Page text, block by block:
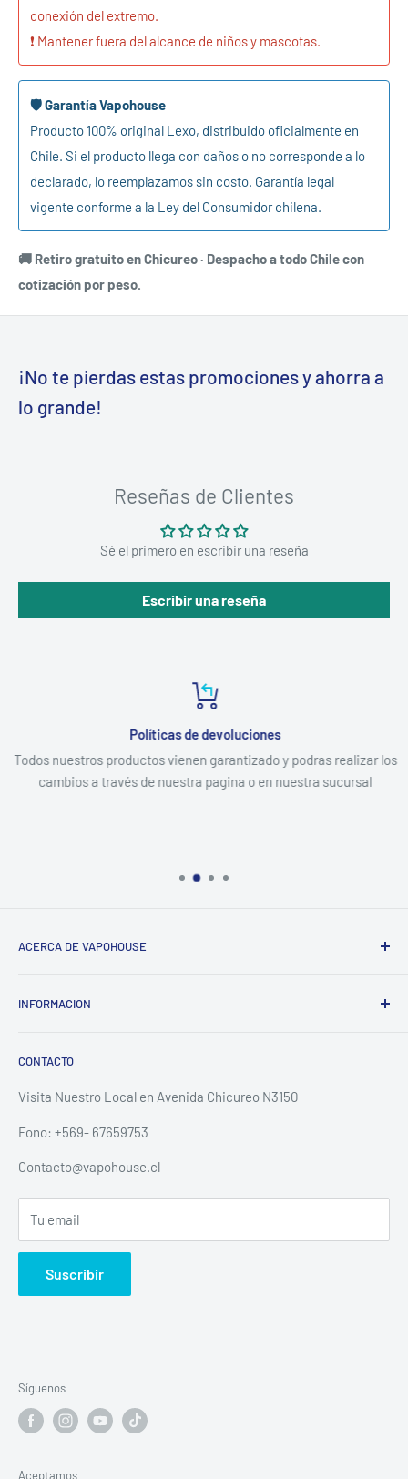
conexión del extremo.
❗ Mantener fuera del alcance de niños y mascotas.
🛡️ Garantía Vapohouse
Producto 100% original Lexo, distribuido oficialmente en
Chile. Si el producto llega con daños o no corresponde a lo
declarado, lo reemplazamos sin costo. Garantía legal
vigente conforme a la Ley del Consumidor chilena.
🚚 Retiro gratuito en Chicureo · Despacho a todo Chile con
cotización por peso.
¡No te pierdas estas promociones y ahorra a
lo grande!
Reseñas de Clientes
Sé el primero en escribir una reseña
Escribir una reseña
Políticas de devoluciones
Todos nuestros productos vienen garantizado y podras realizar los
cambios a través de nuestra pagina o en nuestra sucursal
ACERCA DE VAPOHOUSE
costos de mantener un hogar, buscamos ofrecer los mejores
enfocados en la calidad y una excelente atención.
INFORMACION
Despachos
Politica de envios
Todos Los productos
CONTACTO
Visita Nuestro Local en Avenida Chicureo N3150
Fono: +569- 67659753
Contacto@vapohouse.cl
Tu email
Suscribir
Síguenos
Aceptamos